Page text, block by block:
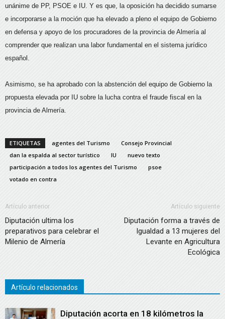
unánime de PP, PSOE e IU. Y es que, la oposición ha decidido sumarse
e incorporarse a la moción que ha elevado a pleno el equipo de Gobierno
en defensa y apoyo de los procuradores de la provincia de Almería al
comprender que realizan una labor fundamental en el sistema jurídico
español.
Asimismo, se ha aprobado con la abstención del equipo de Gobierno la
propuesta elevada por IU sobre la lucha contra el fraude fiscal en la
provincia de Almería.
ETIQUETAS agentes del Turismo
Consejo Provincial
dan la espalda al sector turístico
IU
nuevo texto
participación a todos los agentes del Turismo
psoe
votado en contra
Artículo anterior
Diputación ultima los
preparativos para celebrar el
Milenio de Almería
Artículo siguiente
Diputación forma a través de
Igualdad a 13 mujeres del
Levante en Agricultura
Ecológica
Artículo relacionados
Diputación acorta en 18 kilómetros la